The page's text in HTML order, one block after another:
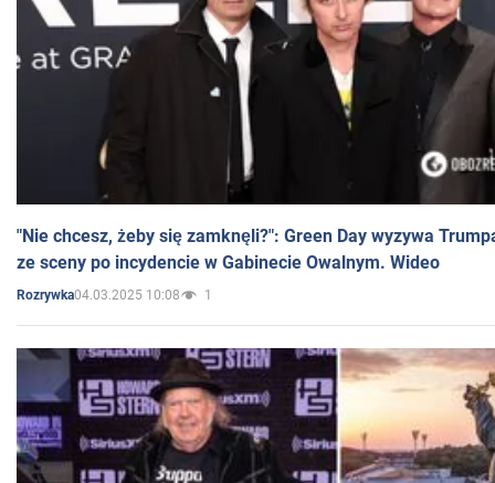
"Nie chcesz, żeby się zamknęli?": Green Day wyzywa
ze sceny po incydencie w Gabinecie Owalnym. Wideo
Rozrywka04.03.2025 10:08 1